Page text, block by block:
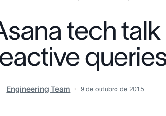
tech
queries
Engineering Team 9 de outubro de 2015